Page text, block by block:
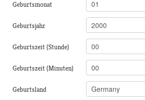
Geburtsmonat
Geburtsjahr
Geburtszeit (Stunde)
Geburtszeit (Minuten)
Geburtsland